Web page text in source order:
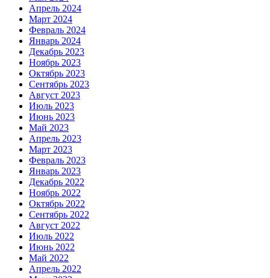
Апрель 2024
Март 2024
Февраль 2024
Январь 2024
Декабрь 2023
Ноябрь 2023
Октябрь 2023
Сентябрь 2023
Август 2023
Июль 2023
Июнь 2023
Май 2023
Апрель 2023
Март 2023
Февраль 2023
Январь 2023
Декабрь 2022
Ноябрь 2022
Октябрь 2022
Сентябрь 2022
Август 2022
Июль 2022
Июнь 2022
Май 2022
Апрель 2022